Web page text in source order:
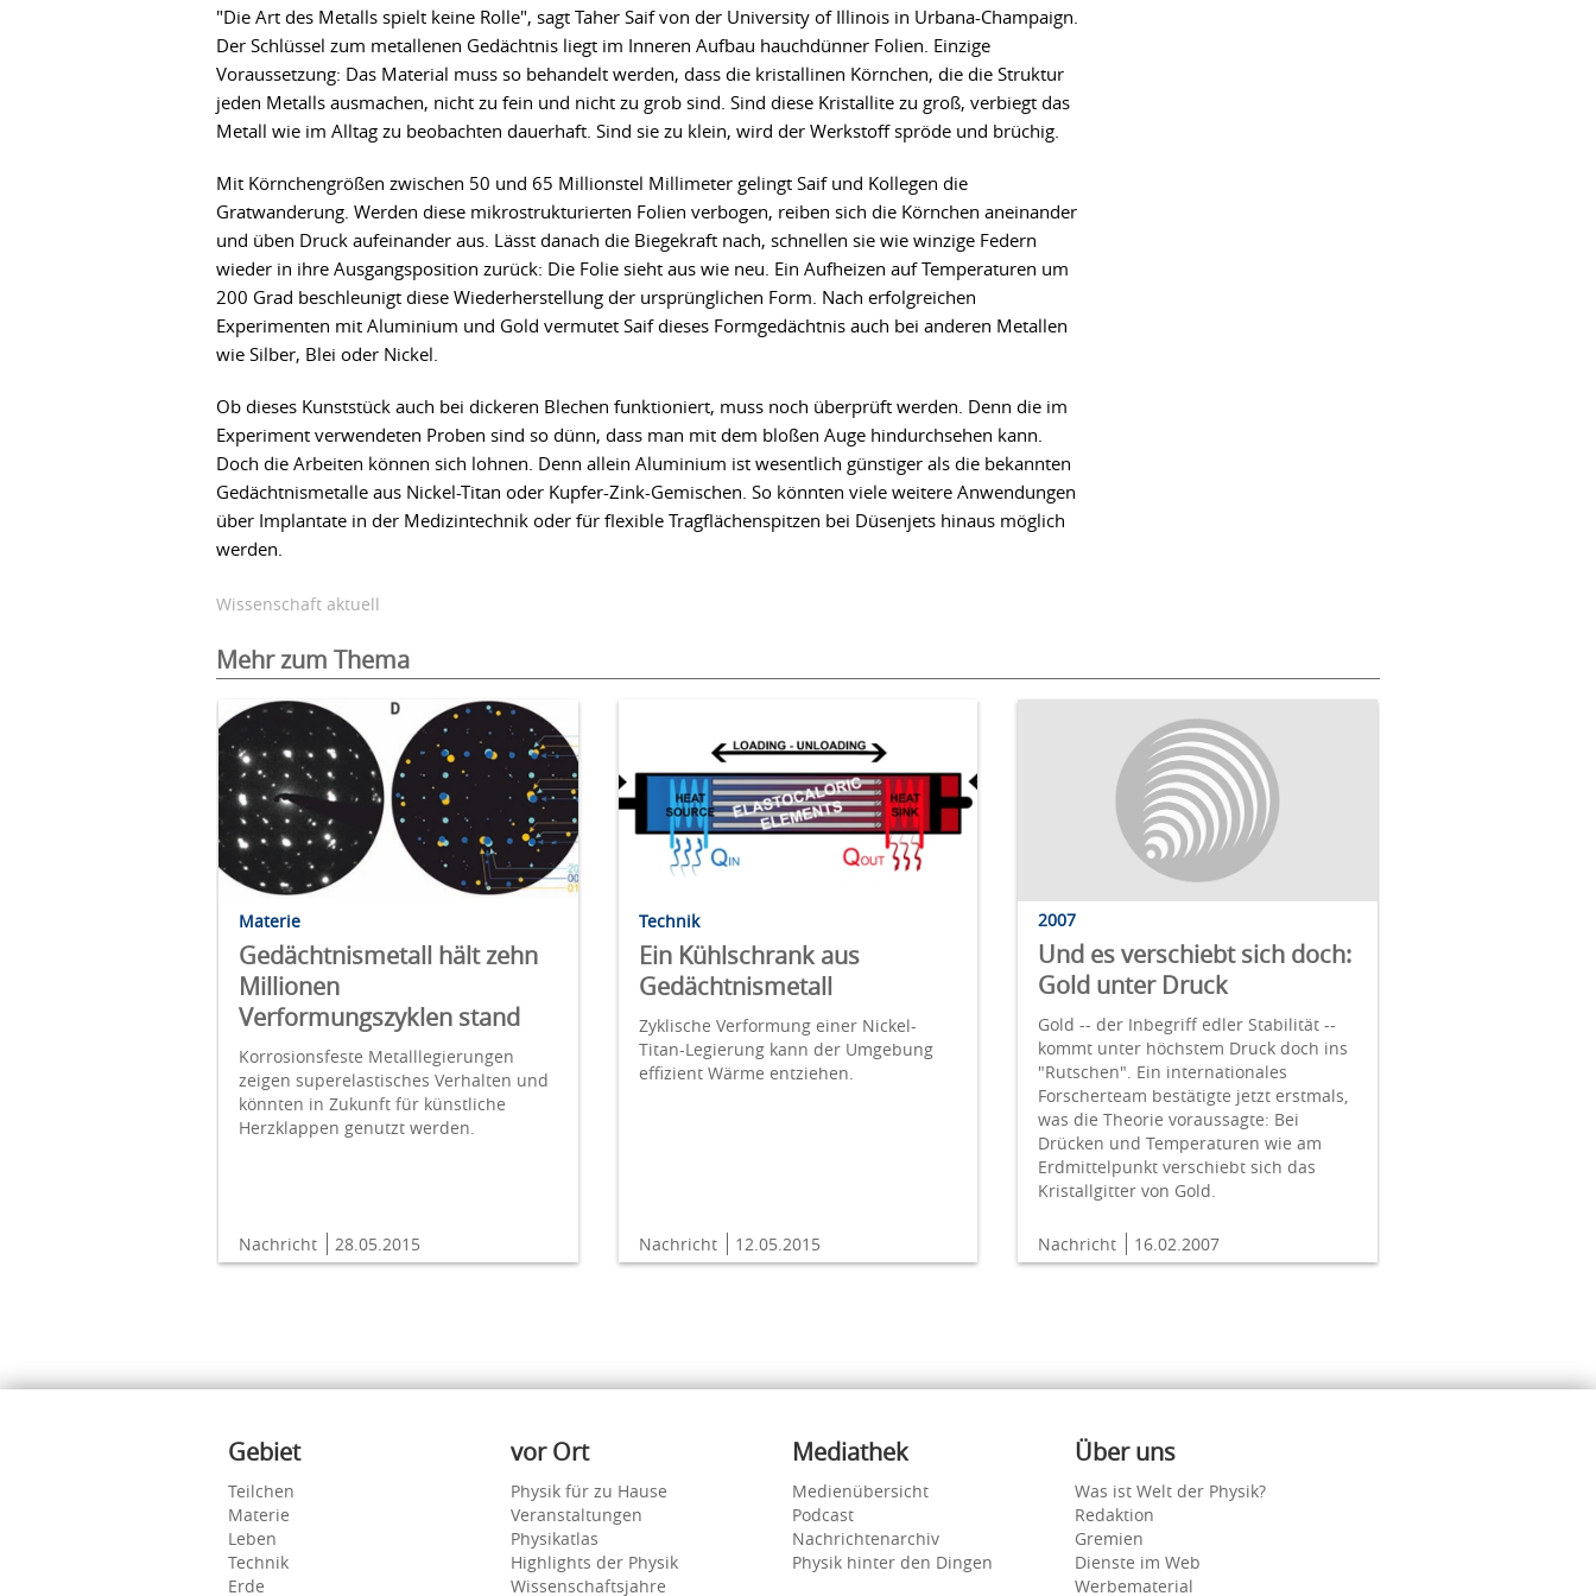
"Die Art des Metalls spielt keine Rolle", sagt Taher Saif von der University of Illinois in Urbana-Champaign.
Der Schlüssel zum metallenen Gedächtnis liegt im Inneren Aufbau hauchdünner Folien. Einzige
Voraussetzung: Das Material muss so behandelt werden, dass die kristallinen Körnchen, die die Struktur
jeden Metalls ausmachen, nicht zu fein und nicht zu grob sind. Sind diese Kristallite zu groß, verbiegt das
Metall wie im Alltag zu beobachten dauerhaft. Sind sie zu klein, wird der Werkstoff spröde und brüchig.
Mit Körnchengrößen zwischen 50 und 65 Millionstel Millimeter gelingt Saif und Kollegen die
Gratwanderung. Werden diese mikrostrukturierten Folien verbogen, reiben sich die Körnchen aneinander
und üben Druck aufeinander aus. Lässt danach die Biegekraft nach, schnellen sie wie winzige Federn
wieder in ihre Ausgangsposition zurück: Die Folie sieht aus wie neu. Ein Aufheizen auf Temperaturen um
200 Grad beschleunigt diese Wiederherstellung der ursprünglichen Form. Nach erfolgreichen
Experimenten mit Aluminium und Gold vermutet Saif dieses Formgedächtnis auch bei anderen Metallen
wie Silber, Blei oder Nickel.
Ob dieses Kunststück auch bei dickeren Blechen funktioniert, muss noch überprüft werden. Denn die im
Experiment verwendeten Proben sind so dünn, dass man mit dem bloßen Auge hindurchsehen kann.
Doch die Arbeiten können sich lohnen. Denn allein Aluminium ist wesentlich günstiger als die bekannten
Gedächtnismetalle aus Nickel-Titan oder Kupfer-Zink-Gemischen. So könnten viele weitere Anwendungen
über Implantate in der Medizintechnik oder für flexible Tragflächenspitzen bei Düsenjets hinaus möglich
werden.
Wissenschaft aktuell
Mehr zum Thema
Materie
Gedächtnismetall hält zehn
Millionen
Verformungszyklen stand
Korrosionsfeste Metalllegierungen
zeigen superelastisches Verhalten und
könnten in Zukunft für künstliche
Herzklappen genutzt werden.
Nachricht 28.05.2015
Technik
Ein Kühlschrank aus
Gedächtnismetall
Zyklische Verformung einer Nickel-
Titan-Legierung kann der Umgebung
effizient Wärme entziehen.
Nachricht 12.05.2015
2007
Und es verschiebt sich doch:
Gold unter Druck
Gold -- der Inbegriff edler Stabilität --
kommt unter höchstem Druck doch ins
"Rutschen". Ein internationales
Forscherteam bestätigte jetzt erstmals,
was die Theorie voraussagte: Bei
Drücken und Temperaturen wie am
Erdmittelpunkt verschiebt sich das
Kristallgitter von Gold.
Nachricht 16.02.2007
Inhalte
Gebiet
Teilchen
Materie
Leben
Technik
Erde
vor Ort
Physik für zu Hause
Veranstaltungen
Physikatlas
Highlights der Physik
Wissenschaftsjahre
Mediathek
Medienübersicht
Podcast
Nachrichtenarchiv
Physik hinter den Dingen
Über uns
Was ist Welt der Physik?
Redaktion
Gremien
Dienste im Web
Werbematerial